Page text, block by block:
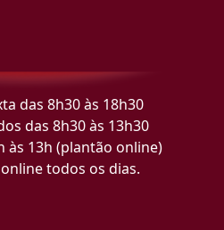
das 8h30 às 18h30
das 8h30 às 13h30
às 13h (plantão online)
todos os dias.